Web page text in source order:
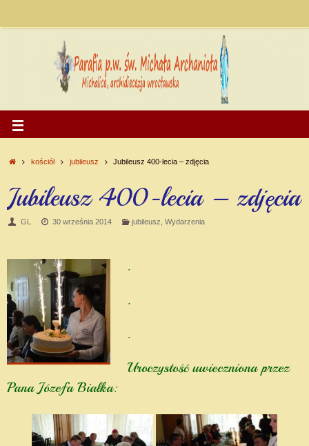
kościół jubileusz Jubileusz 400-lecia – zdjęcia
Jubileusz 400-lecia – zdjęcia
GL 30 września 2014 jubileusz Wydarzenia
.
.
.
Uroczystość uwieczniona przez
Pana Józefa Białka: